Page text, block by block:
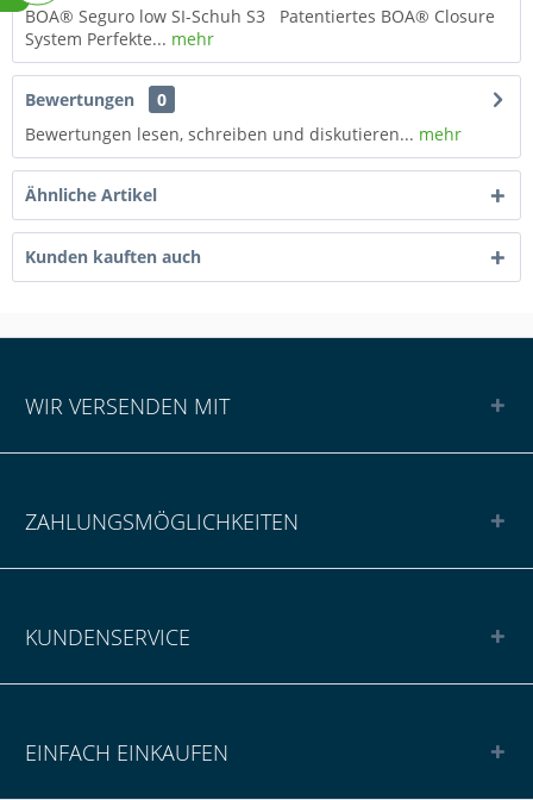
BOA® Seguro low SI-Schuh S3 Patentiertes BOA® Closure
System Perfekte... mehr
Bewertungen
0
Bewertungen lesen, schreiben und diskutieren... mehr
Ähnliche Artikel
Kunden kauften auch
WIR VERSENDEN MIT
ZAHLUNGSMÖGLICHKEITEN
KUNDENSERVICE
EINFACH EINKAUFEN